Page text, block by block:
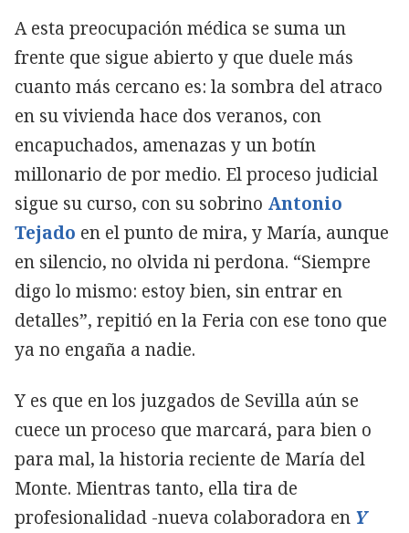
A esta preocupación médica se suma un
frente que sigue abierto y que duele más
cuanto más cercano es: la sombra del atraco
en su vivienda hace dos veranos, con
encapuchados, amenazas y un botín
millonario de por medio. El proceso judicial
sigue su curso, con su sobrino Antonio
Tejado en el punto de mira, y María, aunque
en silencio, no olvida ni perdona. “Siempre
digo lo mismo: estoy bien, sin entrar en
detalles”, repitió en la Feria con ese tono que
ya no engaña a nadie.
Y es que en los juzgados de Sevilla aún se
cuece un proceso que marcará, para bien o
para mal, la historia reciente de María del
Monte. Mientras tanto, ella tira de
profesionalidad -nueva colaboradora en Y